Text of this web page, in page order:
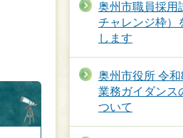
奥州市職員採用
チャレンジ枠）
します
奥州市役所 令
業務ガイダンス
ついて